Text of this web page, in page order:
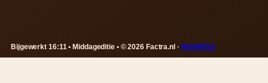
Bijgewerkt 16:11 • Middageditie • © 2026 Factra.nl · WorldRSS